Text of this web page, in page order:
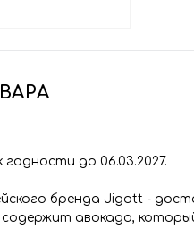
до 06.03.2027.
бренда Jigott -
содержит авокадо,